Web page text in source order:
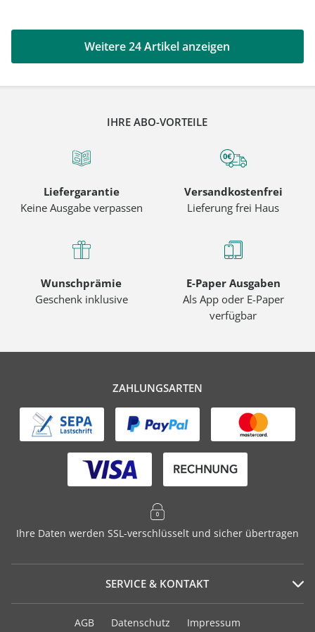
Weitere 24 Artikel anzeigen
IHRE ABO-VORTEILE
Liefergarantie
Keine Ausgabe verpassen
Versandkostenfrei
Lieferung frei Haus
Wunschprämie
Geschenk inklusive
E-Paper Ausgaben
Als App oder E-Paper
verfügbar
ZAHLUNGSARTEN
Ihre Daten werden SSL-verschlüsselt und sicher übertragen
SERVICE & KONTAKT
Serviceportal
AGB Datenschutz Impressum